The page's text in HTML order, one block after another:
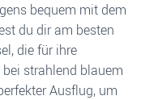
bequem mit dem
du dir am besten
die für ihre
strahlend blauem
Ausflug, um